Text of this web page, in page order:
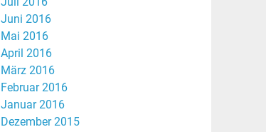
Juni 2016
Mai 2016
April 2016
März 2016
Februar 2016
Januar 2016
Dezember 2015